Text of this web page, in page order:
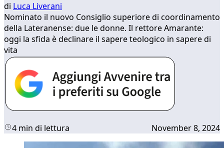
di Luca Liverani
Nominato il nuovo Consiglio superiore di coordinamento
della Lateranense: due le donne. Il rettore Amarante:
oggi la sfida è declinare il sapere teologico in sapere di
vita
4 min di lettura November 8, 2024